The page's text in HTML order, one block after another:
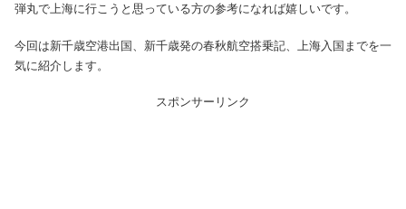
弾丸で上海に行こうと思っている方の参考になれば嬉しいです。
今回は新千歳空港出国、新千歳発の春秋航空搭乗記、上海入国までを一
気に紹介します。
スポンサーリンク